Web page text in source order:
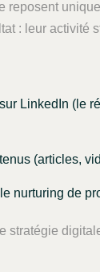
reposent
: leur activité
LinkedIn (le
(articles,
nurturing de
stratégie